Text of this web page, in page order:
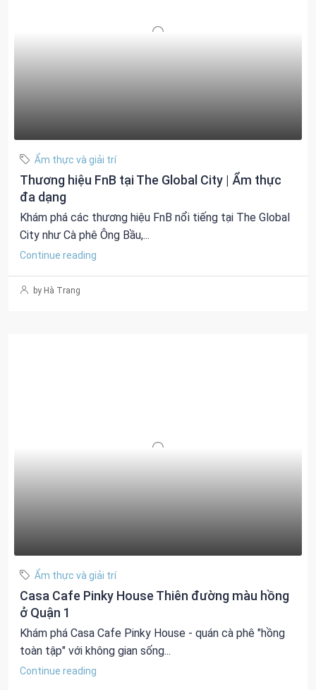
Ẩm thực và giải trí
Thương hiệu FnB tại The Global City | Ẩm thực
đa dạng
Khám phá các thương hiệu FnB nổi tiếng tại The Global
City như Cà phê Ông Bầu,...
Continue reading
by Hà Trang
Ẩm thực và giải trí
Casa Cafe Pinky House Thiên đường màu hồng
ở Quận 1
Khám phá Casa Cafe Pinky House - quán cà phê "hồng
toàn tập" với không gian sống...
Continue reading